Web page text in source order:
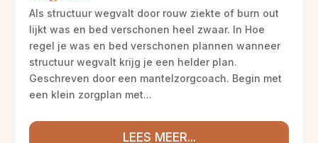
Als structuur wegvalt door rouw ziekte of burn out
lijkt was en bed verschonen heel zwaar. In Hoe
regel je was en bed verschonen plannen wanneer
structuur wegvalt krijg je een helder plan.
Geschreven door een mantelzorgcoach. Begin met
een klein zorgplan met...
LEES MEER...